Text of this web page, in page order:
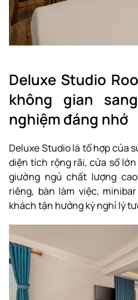
Deluxe Studio
không gian
nghiệm đáng nhớ
Deluxe Studio là tổ hợp của
diện tích rộng rãi, cửa sổ
giường ngủ chất lượng
riêng, bàn làm việc,
khách tận hưởng kỳ nghỉ lý